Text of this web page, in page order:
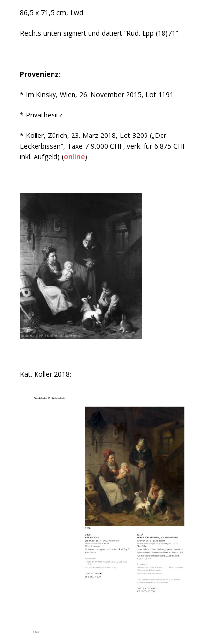
86,5 x 71,5 cm, Lwd.
Rechts unten signiert und datiert “Rud. Epp (18)71”.
Provenienz:
* Im Kinsky, Wien, 26. November 2015, Lot 1191
* Privatbesitz
* Koller, Zürich, 23. März 2018, Lot 3209 („Der
Leckerbissen“, Taxe 7-9.000 CHF, verk. für 6.875 CHF
inkl. Aufgeld) (online)
Kat. Koller 2018: